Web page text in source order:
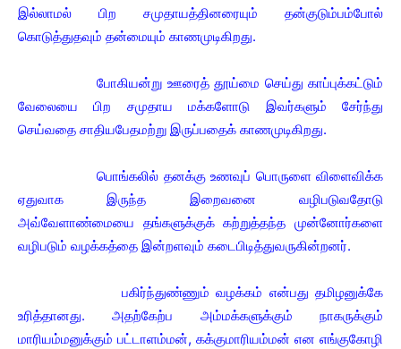
இல்லாமல் பிற சமுதாயத்தினரையும் தன்குடும்பம்போல்
கொடுத்துதவும் தன்மையும் காணமுடிகிறது.
போகியன்று ஊரைத் தூய்மை செய்து காப்புக்கட்டும்
வேலையை பிற சமுதாய மக்களோடு இவர்களும் சேர்ந்து
செய்வதை சாதியபேதமற்று இருப்பதைக் காணமுடிகிறது.
பொங்கலில் தனக்கு உணவுப் பொருளை விளைவிக்க
ஏதுவாக இருந்த இறைவனை வழிபடுவதோடு
அவ்வேளாண்மையை தங்களுக்குக் கற்றுத்தந்த முன்னோர்களை
வழிபடும் வழக்கத்தை இன்றளவும் கடைபிடித்துவருகின்றனர்.
பகிர்ந்துண்ணும் வழக்கம் என்பது தமிழனுக்கே
உரித்தானது. அதற்கேற்ப அம்மக்களுக்கும் நாகருக்கும்
மாரியம்மனுக்கும் பட்டாளம்மன், கக்குமாரியம்மன் என எங்குகோழி